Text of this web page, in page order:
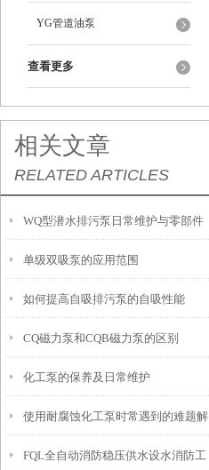
YG管道油泵
查看更多
相关文章
RELATED ARTICLES
WQ型潜水排污泵日常维护与零部件
保养
单级双吸泵的应用范围
如何提高自吸排污泵的自吸性能
CQ磁力泵和CQB磁力泵的区别
化工泵的保养及日常维护
使用耐腐蚀化工泵时常遇到的难题解
析
FQL全自动消防稳压供水设水消防工